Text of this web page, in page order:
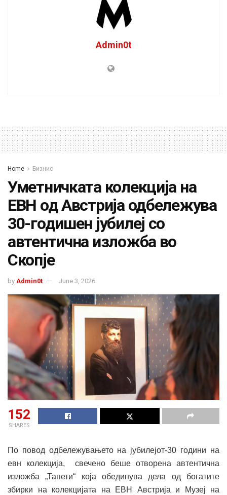
Admin0t
Home Бизнис
Уметничката колекција на
ЕВН од Австрија одбележува
30-годишен јубилеј со
автентична изложба во
Скопје
by Admin0t June 3, 2026
152
SHARES
По повод одбележувањето на јубилејот-30 години на
евн колекција, свечено беше отворена автентична
изложба „Тапети“ која обединува дела од богатите
збирки на колекцијата на ЕВН Австрија и Музеј на